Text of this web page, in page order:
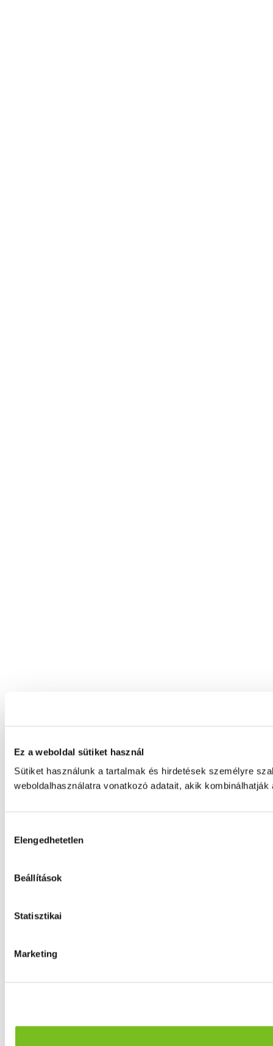
Ez a weboldal sütiket használ
Sütiket használunk a tartalmak és hirdetések személyre
weboldalhasználatra vonatkozó adatait, akik
kiválasztása
Elengedhetetlen
Beállítások
Statisztikai
Marketing